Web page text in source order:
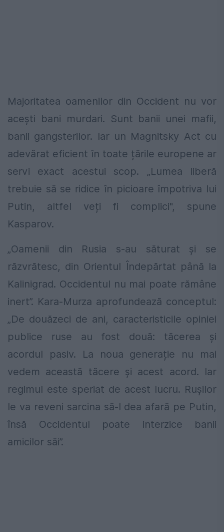
Majoritatea oamenilor din Occident nu vor
acești bani murdari. Sunt banii unei mafii,
banii gangsterilor. Iar un Magnitsky Act cu
adevărat eficient în toate țările europene ar
servi exact acestui scop. „Lumea liberă
trebuie să se ridice în picioare împotriva lui
Putin, altfel veți fi complici", spune
Kasparov.
„Oamenii din Rusia s-au săturat și se
răzvrătesc, din Orientul Îndepărtat până la
Kalinigrad. Occidentul nu mai poate rămâne
inert”. Kara-Murza aprofundează conceptul:
„De douăzeci de ani, caracteristicile opiniei
publice ruse au fost două: tăcerea și
acordul pasiv. La noua generație nu mai
vedem această tăcere și acest acord. Iar
regimul este speriat de acest lucru. Rușilor
le va reveni sarcina să-l dea afară pe Putin,
însă Occidentul poate interzice banii
amicilor săi”.